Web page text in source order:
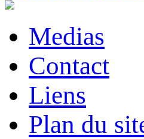
Medias
Contact
Liens
Plan du